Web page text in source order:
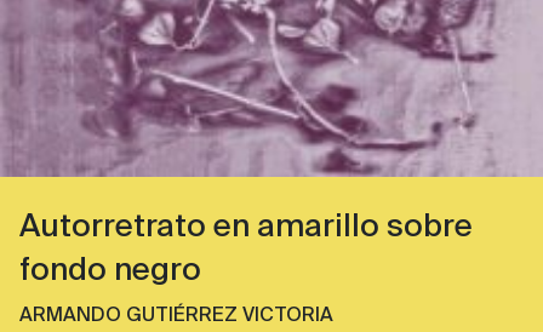
Autorretrato en amarillo sobre
fondo negro
ARMANDO GUTIÉRREZ VICTORIA